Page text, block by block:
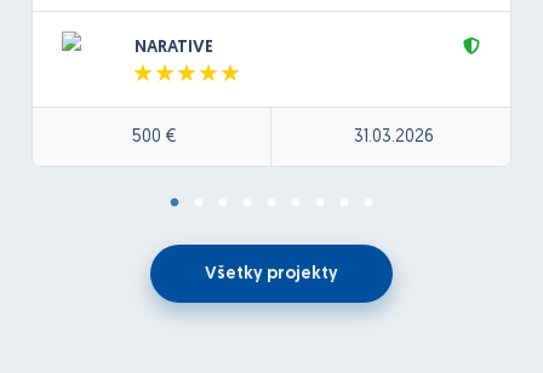
NARATIVE
500 € 31.03.2026
Všetky projekty